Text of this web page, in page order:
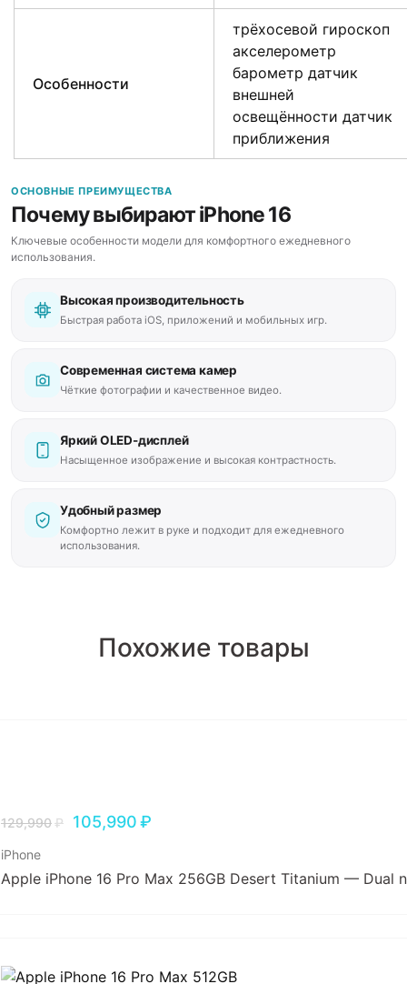
Особенности
трёхосевой гироскоп
акселерометр
барометр датчик
внешней
освещённости датчик
приближения
ОСНОВНЫЕ ПРЕИМУЩЕСТВА
Почему выбирают iPhone 16
Ключевые особенности модели для комфортного ежедневного
использования.
Высокая производительность
Быстрая работа iOS, приложений и мобильных игр.
Современная система камер
Чёткие фотографии и качественное видео.
Яркий OLED-дисплей
Насыщенное изображение и высокая контрастность.
Удобный размер
Комфортно лежит в руке и подходит для ежедневного
использования.
Похожие товары
129,990₽ 105,990₽
iPhone
Apple iPhone 16 Pro Max 256GB Desert Titanium — Dual